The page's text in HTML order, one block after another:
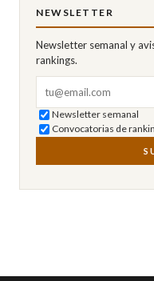
NEWSLETTER
Newsletter semanal y
rankings.
Newsletter semanal
Convocatorias de